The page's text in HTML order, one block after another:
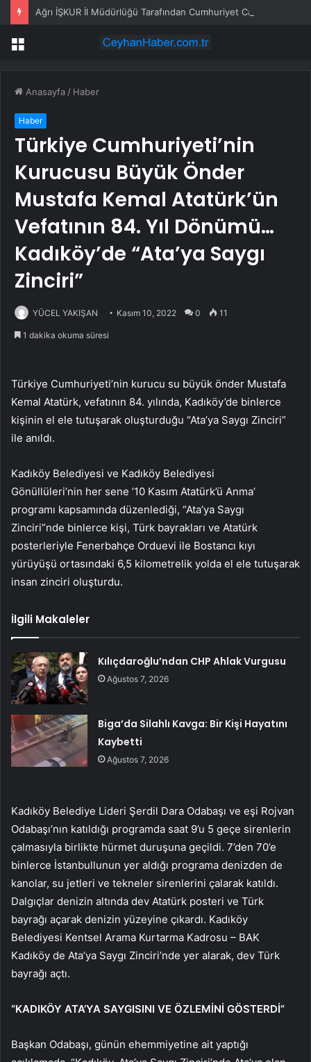
Menü
Anasayfa / Haber
Haber
Türkiye Cumhuriyeti’nin
Kurucusu Büyük Önder
Mustafa Kemal Atatürk’ün
Vefatının 84. Yıl Dönümü…
Kadıköy’de “Ata’ya Saygı
Zinciri”
YÜCEL YAKIŞAN Kasım 10, 2022 0 11
1 dakika okuma süresi
Türkiye Cumhuriyeti’nin kurucu su büyük önder Mustafa
Kemal Atatürk, vefatının 84. yılında, Kadıköy’de binlerce
kişinin el ele tutuşarak oluşturduğu “Ata’ya Saygı Zinciri”
ile anıldı.
Kadıköy Belediyesi ve Kadıköy Belediyesi
Gönüllüleri’nin her sene ’10 Kasım Atatürk’ü Anma’
programı kapsamında düzenlediği, “Ata’ya Saygı
Zinciri”nde binlerce kişi, Türk bayrakları ve Atatürk
posterleriyle Fenerbahçe Orduevi ile Bostancı kıyı
yürüyüşü ortasındaki 6,5 kilometrelik yolda el ele tutuşarak
insan zinciri oluşturdu.
İlgili Makaleler
Kılıçdaroğlu’ndan CHP Ahlak Vurgusu
Ağustos 7, 2026
Biga’da Silahlı Kavga: Bir Kişi Hayatını
Kaybetti
Ağustos 7, 2026
Kadıköy Belediye Lideri Şerdil Dara Odabaşı ve eşi Rojvan
Odabaşı’nın katıldığı programda saat 9’u 5 geçe sirenlerin
çalmasıyla birlikte hürmet duruşuna geçildi. 7’den 70’e
binlerce İstanbullunun yer aldığı programa denizden de
kanolar, su jetleri ve tekneler sirenlerini çalarak katıldı.
Dalgıçlar denizin altında dev Atatürk posteri ve Türk
bayrağı açarak denizin yüzeyine çıkardı. Kadıköy
Belediyesi Kentsel Arama Kurtarma Kadrosu – BAK
Kadıköy de Ata’ya Saygı Zinciri’nde yer alarak, dev Türk
bayrağı açtı.
“KADIKÖY ATA’YA SAYGISINI VE ÖZLEMİNİ GÖSTERDİ”
Başkan Odabaşı, günün ehemmiyetine ait yaptığı